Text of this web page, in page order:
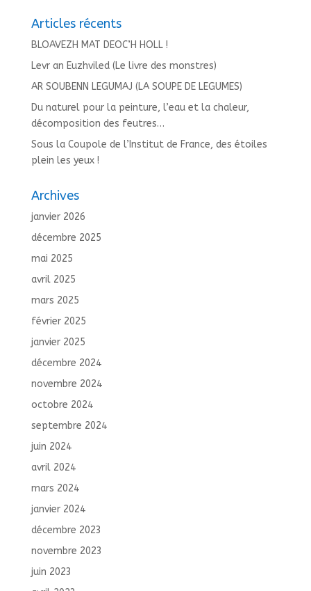
Articles récents
BLOAVEZH MAT DEOC’H HOLL !
Levr an Euzhviled (Le livre des monstres)
AR SOUBENN LEGUMAJ (LA SOUPE DE LEGUMES)
Du naturel pour la peinture, l’eau et la chaleur,
décomposition des feutres…
Sous la Coupole de l’Institut de France, des étoiles
plein les yeux !
Archives
janvier 2026
décembre 2025
mai 2025
avril 2025
mars 2025
février 2025
janvier 2025
décembre 2024
novembre 2024
octobre 2024
septembre 2024
juin 2024
avril 2024
mars 2024
janvier 2024
décembre 2023
novembre 2023
juin 2023